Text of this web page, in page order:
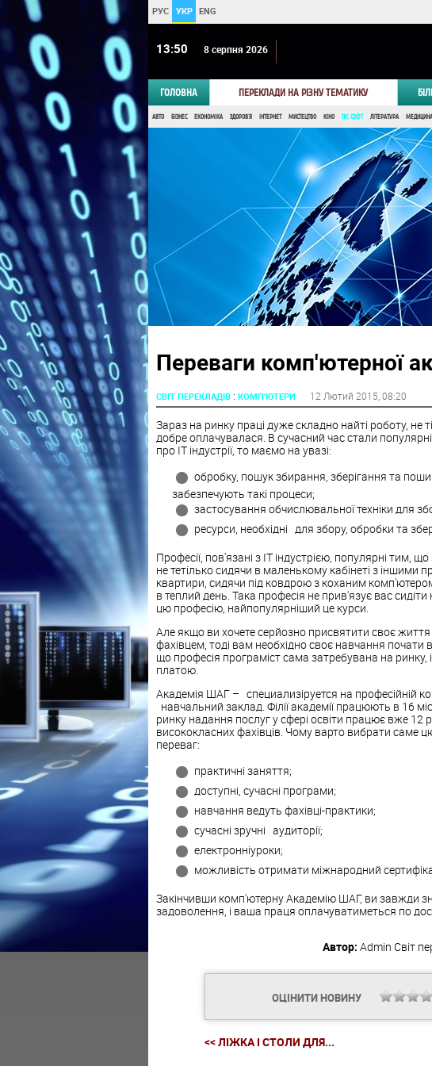
РУС УКР ENG
13 50 8 серпня 2026
ГОЛОВНА ПЕРЕКЛАДИ НА РІЗНУ ТЕМАТИКУ
АВТО БІЗНЕС ЕКОНОМІКА ЗДОРОВ'Я ІНТЕРНЕТ МИСТЕЦТВО КІНО ПК, СОФТ ЛІТЕРАТУРА МЕДИЦИНА
Переваги комп'ютерної
СВІТ ПЕРЕКЛАДІВ: КОМП'ЮТЕРИ 12 Лютий 2015 , 08:20
Зараз на ринку праці дуже складно найті роботу, не
добре оплачувалася. В сучасний час стали
про IT індустрії, то маємо на увазі:
обробку, пошук збирання, зберігання та
забезпечують такі процеси;
застосування обчислювальної техніки для
ресурси, необхідні для збору, обробки та
Професії, пов'язані з IT індустрією, популярні тим,
не тетілько сидячи в маленькому кабінеті з іншими
квартири, сидячи під ковдрою з коханим
в теплий день. Така професія не прив'язує вас
цю професію, найпопулярніший це курси.
Але якщо ви хочете серйозно присвятити своє
фахівцем, тоді вам необхідно своє навчання почати
що професія програміст сама затребувана на
платою.
Академія ШАГ – специализіруется на професійній
навчальний заклад. Філії академії працюють в 16
ринку надання послуг у сфері освіти працює вже 12
висококласних фахівців. Чому варто вибрати саме
переваг:
практичні заняття;
доступні, сучасні програми;
навчання ведуть фахівці-практики;
сучасні зручні аудиторії;
електронніуроки;
можливість отримати міжнародний
Закінчивши комп'ютерну Академію ШАГ, ви завжди
задоволення, і ваша праця оплачуватиметься по
Автор: Admin Світ
ОЦІНИТИ НОВИНУ
<< ЛІЖКА І СТОЛИ ДЛЯ...